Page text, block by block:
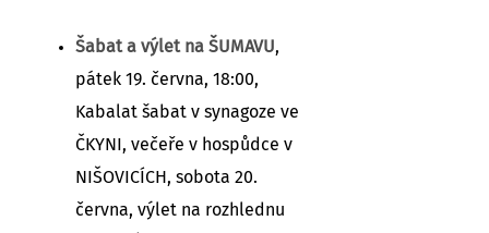
Šabat a výlet na ŠUMAVU,
pátek 19. června, 18:00,
Kabalat šabat v synagoze ve
ČKYNI, večeře v hospůdce v
NIŠOVICÍCH, sobota 20.
června, výlet na rozhlednu